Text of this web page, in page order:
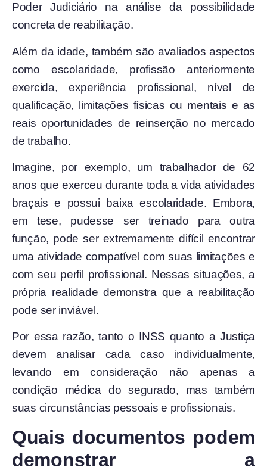
Poder Judiciário na análise da possibilidade
concreta de reabilitação.
Além da idade, também são avaliados aspectos
como escolaridade, profissão anteriormente
exercida, experiência profissional, nível de
qualificação, limitações físicas ou mentais e as
reais oportunidades de reinserção no mercado
de trabalho.
Imagine, por exemplo, um trabalhador de 62
anos que exerceu durante toda a vida atividades
braçais e possui baixa escolaridade. Embora,
em tese, pudesse ser treinado para outra
função, pode ser extremamente difícil encontrar
uma atividade compatível com suas limitações e
com seu perfil profissional. Nessas situações, a
própria realidade demonstra que a reabilitação
pode ser inviável.
Por essa razão, tanto o INSS quanto a Justiça
devem analisar cada caso individualmente,
levando em consideração não apenas a
condição médica do segurado, mas também
suas circunstâncias pessoais e profissionais.
Quais documentos podem
demonstrar a